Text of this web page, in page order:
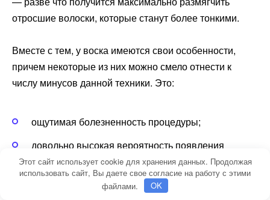
отросшие волоски, которые станут более тонкими.
Вместе с тем, у воска имеются свои особенности,
причем некоторые из них можно смело отнести к
числу минусов данной техники. Это:
ощутимая болезненность процедуры;
довольно высокая вероятность появления
раздражений или ожогов (особенно после
первого подхода);
Этот сайт использует cookie для хранения данных. Продолжая
использовать сайт, Вы даете свое согласие на работу с этими
файлами.
OK